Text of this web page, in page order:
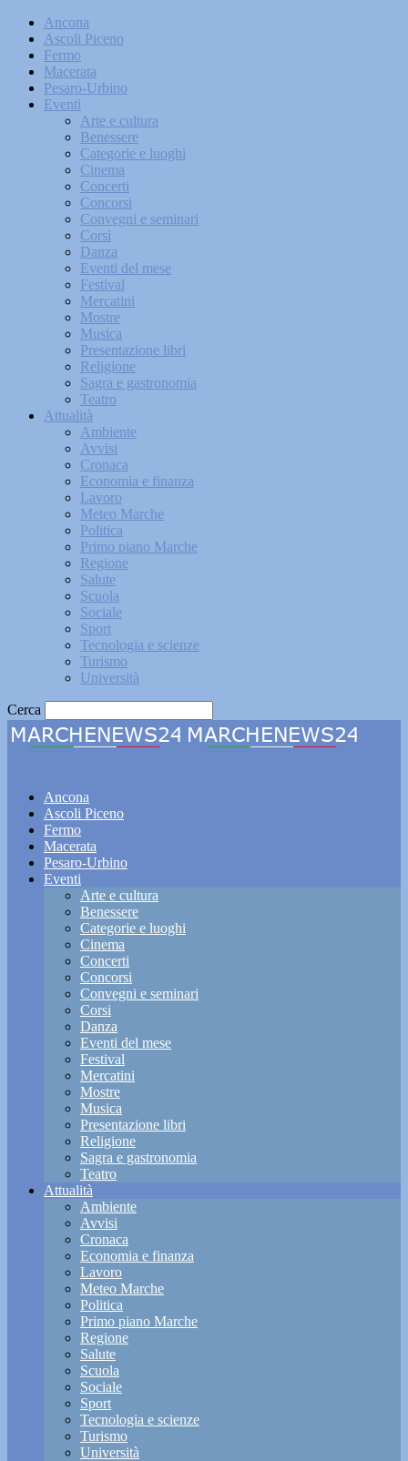
Ancona
Ascoli Piceno
Fermo
Macerata
Pesaro-Urbino
Eventi
Arte e cultura
Benessere
Categorie e luoghi
Cinema
Concerti
Concorsi
Convegni e seminari
Corsi
Danza
Eventi del mese
Festival
Mercatini
Mostre
Musica
Presentazione libri
Religione
Sagra e gastronomia
Teatro
Attualità
Ambiente
Avvisi
Cronaca
Economia e finanza
Lavoro
Meteo Marche
Politica
Primo piano Marche
Regione
Salute
Scuola
Sociale
Sport
Tecnologia e scienze
Turismo
Università
Cerca
Ancona
Ascoli Piceno
Fermo
Macerata
Pesaro-Urbino
Eventi
Arte e cultura
Benessere
Categorie e luoghi
Cinema
Concerti
Concorsi
Convegni e seminari
Corsi
Danza
Eventi del mese
Festival
Mercatini
Mostre
Musica
Presentazione libri
Religione
Sagra e gastronomia
Teatro
Attualità
Ambiente
Avvisi
Cronaca
Economia e finanza
Lavoro
Meteo Marche
Politica
Primo piano Marche
Regione
Salute
Scuola
Sociale
Sport
Tecnologia e scienze
Turismo
Università